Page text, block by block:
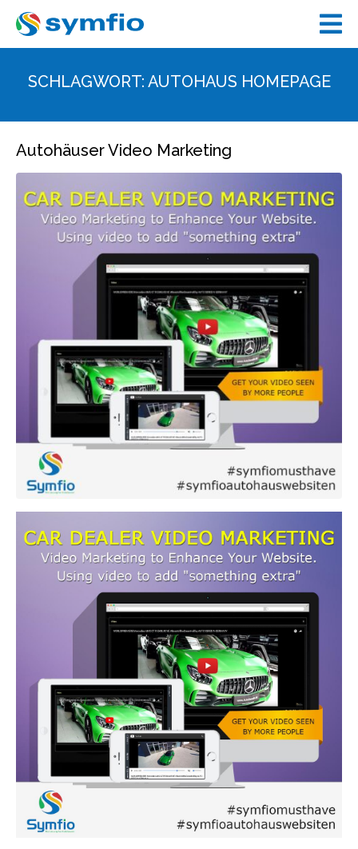
SCHLAGWORT: AUTOHAUS HOMEPAGE
Autohäuser Video Marketing